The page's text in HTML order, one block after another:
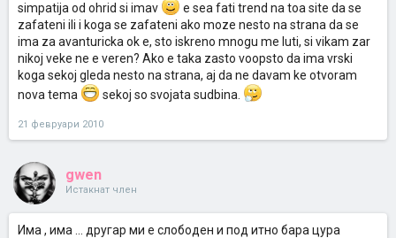
simpatija od ohrid si imav
e sea fati trend na toa site da se
zafateni ili i koga se zafateni ako moze nesto na strana da se
ima za avanturicka ok e, sto iskreno mnogu me luti, si vikam zar
nikoj veke ne e veren? Ako e taka zasto voopsto da ima vrski
koga sekoj gleda nesto na strana, aj da ne davam ke otvoram
nova tema
sekoj so svojata sudbina.
21 февруари 2010
gwen
Истакнат член
Има , има ... другар ми е слободен и под итно бара цура